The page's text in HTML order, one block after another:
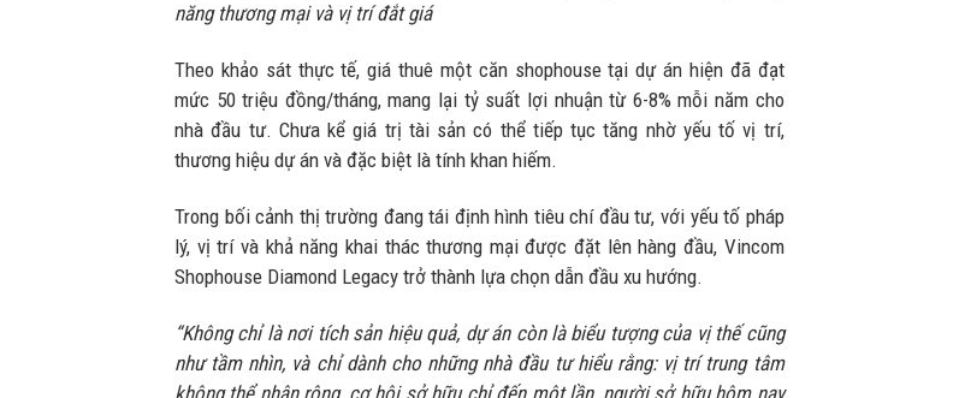
năng thương mại và vị trí đắt giá
Theo khảo sát thực tế, giá thuê một căn shophouse tại dự án hiện đã đạt
mức 50 triệu đồng/tháng, mang lại tỷ suất lợi nhuận từ 6-8% mỗi năm cho
nhà đầu tư. Chưa kể giá trị tài sản có thể tiếp tục tăng nhờ yếu tố vị trí,
thương hiệu dự án và đặc biệt là tính khan hiếm.
Trong bối cảnh thị trường đang tái định hình tiêu chí đầu tư, với yếu tố pháp
lý, vị trí và khả năng khai thác thương mại được đặt lên hàng đầu, Vincom
Shophouse Diamond Legacy trở thành lựa chọn dẫn đầu xu hướng.
“Không chỉ là nơi tích sản hiệu quả, dự án còn là biểu tượng của vị thế cũng
như tầm nhìn, và chỉ dành cho những nhà đầu tư hiểu rằng: vị trí trung tâm
không thể nhân rộng, cơ hội sở hữu chỉ đến một lần, người sở hữu hôm nay